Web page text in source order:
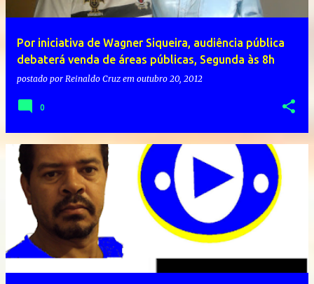
Por iniciativa de Wagner Siqueira, audiência pública
debaterá venda de áreas públicas, Segunda às 8h
postado por Reinaldo Cruz em outubro 20, 2012
0